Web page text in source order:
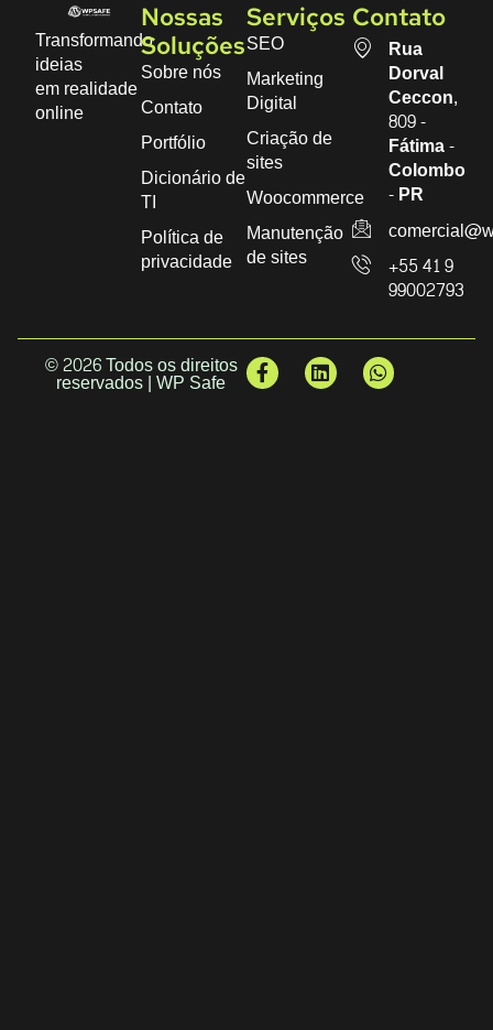
Transformando
ideias
em realidade
online
Nossas
Soluções
Sobre nós
Contato
Portfólio
Dicionário de
TI
Política de
privacidade
Serviços
SEO
Marketing
Digital
Criação de
sites
Woocommerce
Manutenção
de sites
Contato
Rua
Dorval
Ceccon,
809 -
Fátima -
Colombo
- PR
+55 41 9
99002793
© 2026 Todos os direitos
reservados | WP Safe